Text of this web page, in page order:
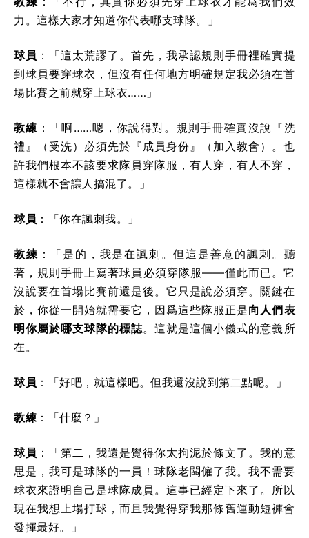
力。這樣大家才知道你代表哪支球隊。」
球員 ：「這太荒謬了。首先，我承認規則手冊裡確實提
到球員要穿球衣，但沒有任何地方明確規定我必須在首
場比賽之前就穿上球衣……」
教練 ：「啊……嗯，你說得對。規則手冊確實沒說『洗
禮』（受洗）必須先於『成員身份』（加入教會）。也
許我們根本不該要求隊員穿隊服，有人穿，有人不穿，
這樣就不會讓人搞混了。」
球員 ：「你在諷刺我。」
教練 ：「是的，我是在諷刺。但這是善意的諷刺。聽
著，規則手冊上寫著球員必須穿隊服——僅此而已。它
沒說要在首場比賽前還是後。它只是說必須穿。關鍵在
於，你從一開始就需要它，因爲這些隊服正是向人們表
明你屬於哪支球隊的標誌。這就是這個小儀式的意義所
在。
球員 ：「好吧，就這樣吧。但我還沒說到第二點呢。」
教練 ：「什麼？」
球員 ：「第二，我還是覺得你太拘泥於條文了。我的意
思是，我可是球隊的一員！球隊老闆僱了我。我不需要
球衣來證明自己是球隊成員。這事已經定下來了。所以
現在我想上場打球，而且我覺得穿我那條舊運動短褲會
發揮最好。」